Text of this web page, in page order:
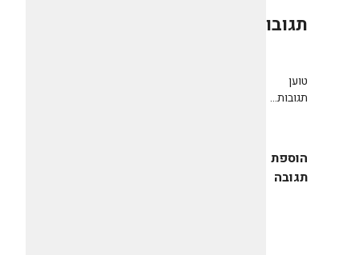
תגובות
טוען
תגובות...
הוספת
תגובה